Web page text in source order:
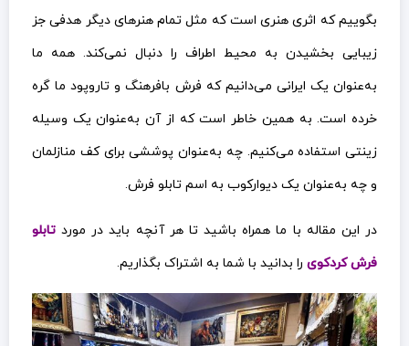
بگوییم که اثری هنری است که مثل تمام هنرهای دیگر هدفی جز
زیبایی بخشیدن به محیط اطراف را دنبال نمی‌کند. همه ما
به‌عنوان یک ایرانی می‌دانیم که فرش بافرهنگ و تاروپود ما گره
خرده است. به همین خاطر است که از آن به‌عنوان یک وسیله
زینتی استفاده می‌کنیم. چه به‌عنوان پوششی برای کف منازلمان
و چه به‌عنوان یک دیوارکوب به اسم تابلو فرش.
در این مقاله با ما همراه باشید تا هر آنچه باید در مورد تابلو
فرش کردکوی را بدانید با شما به اشتراک بگذاریم.